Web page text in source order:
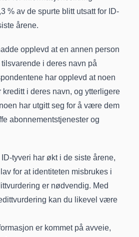
% av de spurte blitt utsatt for ID-
årene.
opplevd at en annen person
i deres navn på
har opplevd at noen
kreditt i deres navn, og ytterligere
har utgitt seg for å være dem
abonnementstjenester og
tyveri har økt i de siste årene,
for at identiteten misbrukes i
er nødvendig. Med
kan du likevel være
er kommet på avveie,